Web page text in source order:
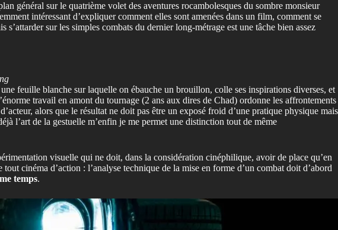
général sur le quatrième volet des aventures rocambolesques du sombre monsieur
intéressant d’expliquer comment elles sont amenées dans un film, comment se
sur les simples combats du dernier long-métrage est une tâche bien assez
feuille blanche sur laquelle on ébauche un brouillon, colle ses inspirations diverses, et
travail en amont du tournage (2 ans aux dires de Chad) ordonne les affrontements
alors que le résultat ne doit pas être un exposé froid d’une pratique physique mais
l’art de la gestuelle m’enfin je me permet une distinction tout de même
visuelle qui ne doit, dans la considération cinéphilique, avoir de place qu’en
cinéma d’action : l’analyse technique de la mise en forme d’un combat doit d’abord
temps.